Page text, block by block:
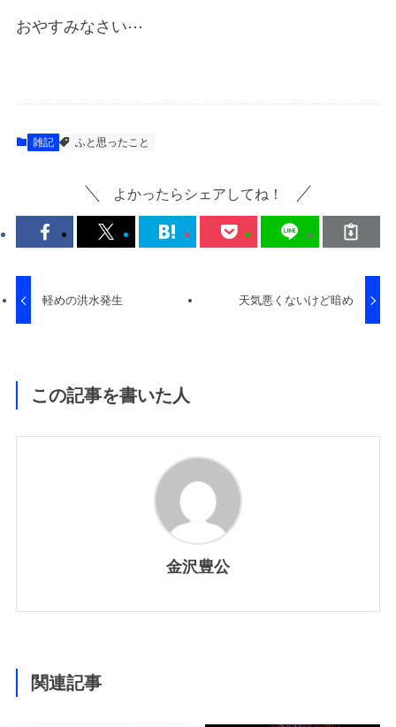
おやすみなさい⋯
雑記 ふと思ったこと
よかったらシェアしてね！
軽めの洪水発生 天気悪くないけど暗め
この記事を書いた人
金沢豊公
関連記事